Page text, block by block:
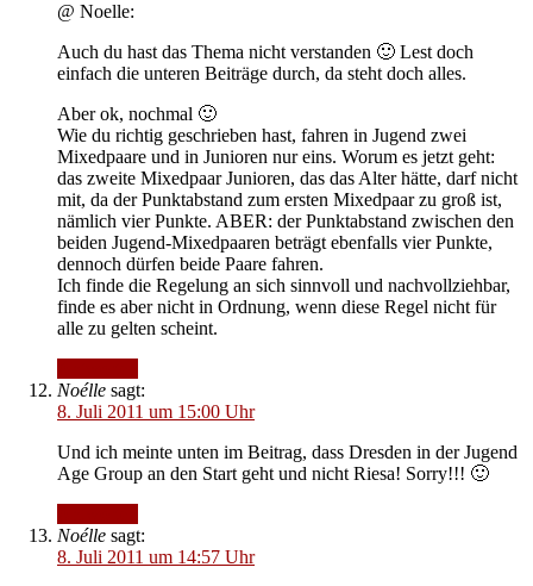
@ Noelle:
Auch du hast das Thema nicht verstanden 🙂 Lest doch
einfach die unteren Beiträge durch, da steht doch alles.
Aber ok, nochmal 🙂
Wie du richtig geschrieben hast, fahren in Jugend zwei
Mixedpaare und in Junioren nur eins. Worum es jetzt geht:
das zweite Mixedpaar Junioren, das das Alter hätte, darf nicht
mit, da der Punktabstand zum ersten Mixedpaar zu groß ist,
nämlich vier Punkte. ABER: der Punktabstand zwischen den
beiden Jugend-Mixedpaaren beträgt ebenfalls vier Punkte,
dennoch dürfen beide Paare fahren.
Ich finde die Regelung an sich sinnvoll und nachvollziehbar,
finde es aber nicht in Ordnung, wenn diese Regel nicht für
alle zu gelten scheint.
Noélle sagt:
8. Juli 2011 um 15:00 Uhr
Und ich meinte unten im Beitrag, dass Dresden in der Jugend
Age Group an den Start geht und nicht Riesa! Sorry!!! 🙂
Noélle sagt:
8. Juli 2011 um 14:57 Uhr